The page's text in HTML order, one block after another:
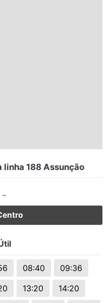
linha 188 Assunção
–
08:40
09:36
13:20
14:20